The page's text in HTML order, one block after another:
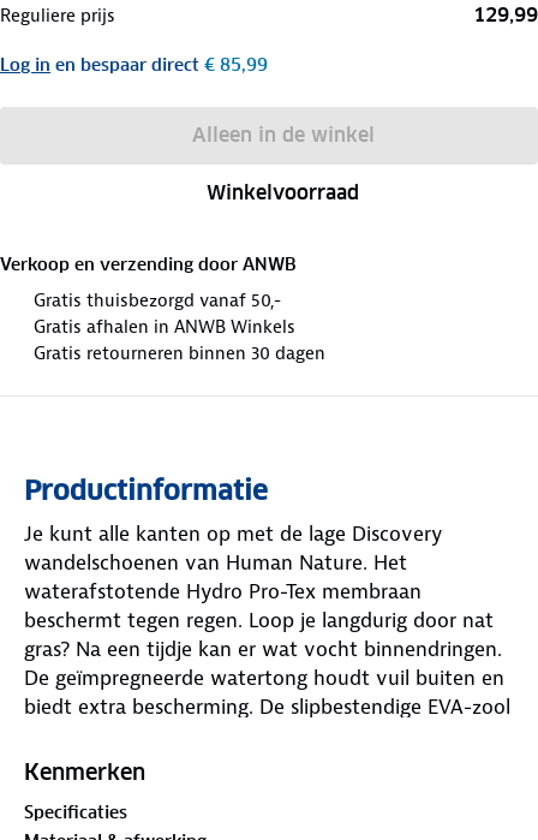
Reguliere prijs 129,99
Log in en bespaar direct € 85,99
Alleen in de winkel
Winkelvoorraad
Verkoop en verzending door ANWB
Gratis thuisbezorgd vanaf 50,-
Gratis afhalen in ANWB Winkels
Gratis retourneren binnen 30 dagen
Productinformatie
Je kunt alle kanten op met de lage Discovery
wandelschoenen van Human Nature. Het
waterafstotende Hydro Pro-Tex membraan
beschermt tegen regen. Loop je langdurig door nat
gras? Na een tijdje kan er wat vocht binnendringen.
De geïmpregneerde watertong houdt vuil buiten en
biedt extra bescherming. De slipbestendige EVA-zool
op de been.
De ronde schoenveters van deze herenschoenen zijn
Kenmerken
Specificaties